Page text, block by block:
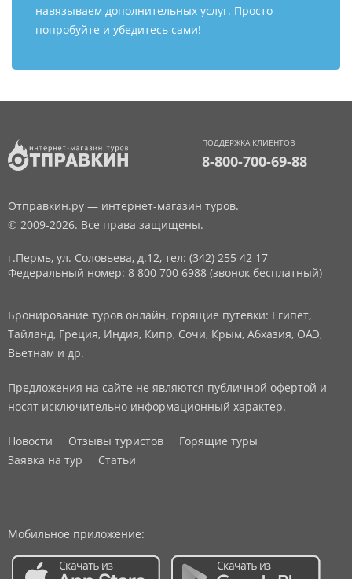
навязываем дополнительных услуг. Просто
попробуйте и убедитесь сами!
ПОДДЕРЖКА КЛИЕНТОВ
8-800-700-69-88
Отправкин.ру — интернет-магазин туров.
© 2009-2026. Все права защищены.
г.Пермь, ул. Соловьева, д.12, тел: (342) 255 42 17
Федеральный номер: 8 800 700 6988 (звонок бесплатный)
Бронирование туров онлайн, горящие путевки: Египет,
Тайланд, Греция, Индия, Кипр, Сочи, Крым, Абхазия, ОАЭ,
Вьетнам и др.
Предложения на сайте не являются публичной офертой и
носят исключительно информационный характер.
Новости Отзывы туристов
Горящие туры
Заявка на тур
Статьи
Мобильное приложение: